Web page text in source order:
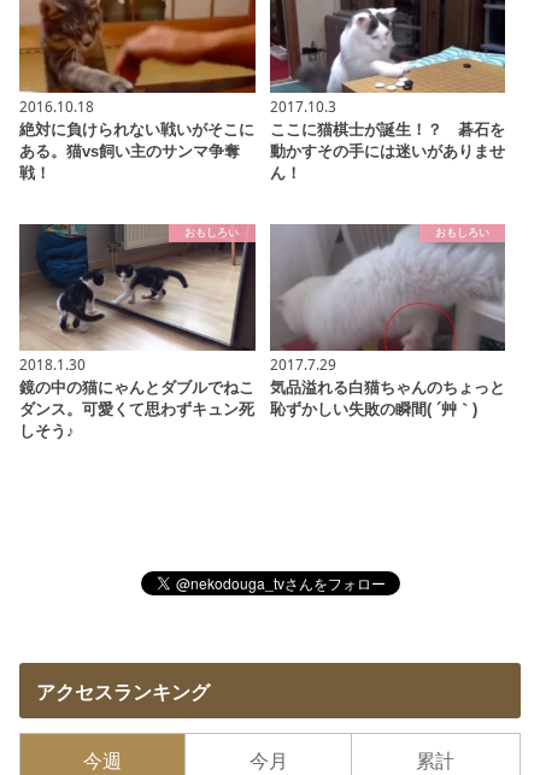
2016.10.18
絶対に負けられない戦いがそこに
ある。猫vs飼い主のサンマ争奪
戦！
2017.10.3
ここに猫棋士が誕生！？ 碁石を
動かすその手には迷いがありませ
ん！
おもしろい
2018.1.30
鏡の中の猫にゃんとダブルでねこ
ダンス。可愛くて思わずキュン死
しそう♪
おもしろい
2017.7.29
気品溢れる白猫ちゃんのちょっと
恥ずかしい失敗の瞬間( ´艸｀)
アクセスランキング
今週 今月 累計